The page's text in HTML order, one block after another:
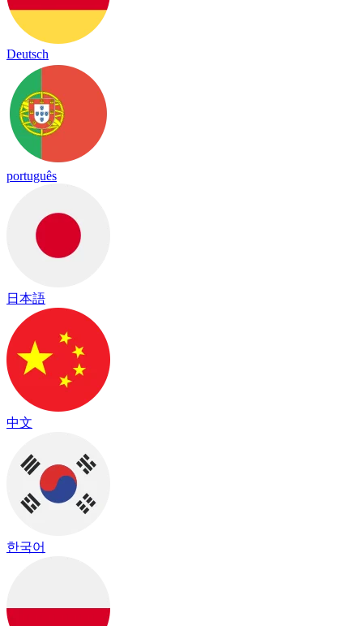
Deutsch
português
日本語
中文
한국어